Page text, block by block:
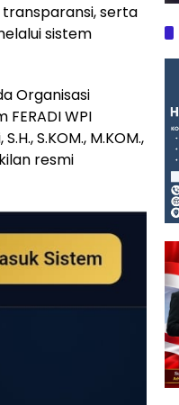
serta
sistem
Organisasi
WPI
S.KOM., M.KOM.,
resmi